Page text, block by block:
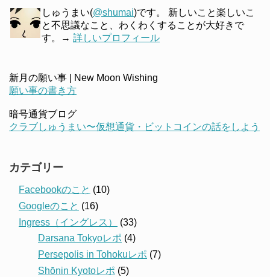
しゅうまい(@shumai)です。 新しいこと楽しいこ
と不思議なこと、わくわくすることが大好きで
す。→ 詳しいプロフィール
新月の願い事 | New Moon Wishing
願い事の書き方
暗号通貨ブログ
クラブしゅうまい〜仮想通貨・ビットコインの話をしよう
カテゴリー
Facebookのこと (10)
Googleのこと (16)
Ingress（イングレス）
(33)
Darsana Tokyoレポ (4)
Persepolis in Tohokuレポ (7)
Shōnin Kyotoレポ (5)